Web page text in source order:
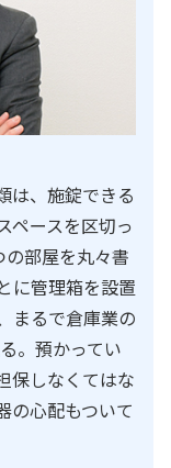
は、施錠できる
ペースを区切っ
部屋を丸々書
に管理箱を設置
まるで倉庫業の
。預かってい
保しなくてはな
の心配もついて